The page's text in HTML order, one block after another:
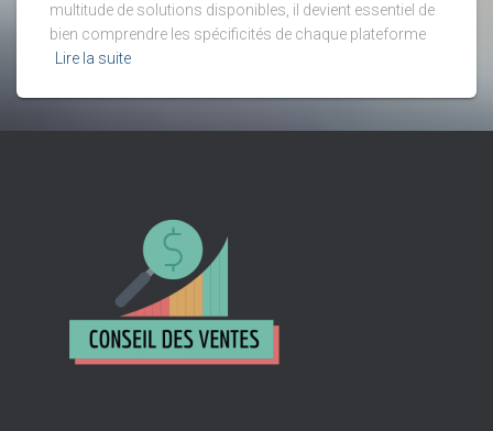
multitude de solutions disponibles, il devient essentiel de
bien comprendre les spécificités de chaque plateforme
Lire la suite